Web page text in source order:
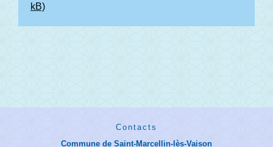
kB)
Contacts
Commune de Saint-Marcellin-lès-Vaison